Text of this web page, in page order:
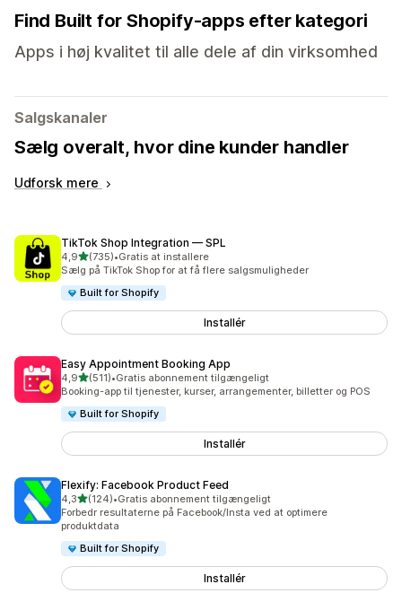
Find Built for Shopify-apps efter kategori
Apps i høj kvalitet til alle dele af din virksomhed
Salgskanaler
Sælg overalt, hvor dine kunder handler
Udforsk mere
TikTok Shop Integration — SPL
4,9ud af 5 stjerner
(735)
735 anmeldelser i alt
•Gratis at installere
Sælg på TikTok Shop for at få flere salgsmuligheder
Built for Shopify
Installér
Easy Appointment Booking App
4,9ud af 5 stjerner
(511)
511 anmeldelser i alt
•Gratis abonnement tilgængeligt
Booking-app til tjenester, kurser, arrangementer, billetter og POS
Built for Shopify
Installér
Flexify: Facebook Product Feed
4,3ud af 5 stjerner
(124)
124 anmeldelser i alt
•Gratis abonnement tilgængeligt
Forbedr resultaterne på Facebook/Insta ved at optimere
produktdata
Built for Shopify
Installér